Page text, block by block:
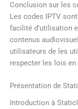
Conclusion sur les
Les codes IPTV
facilité d’utilisation
contenus
utilisateurs de les
respecter les lois en
Présentation de
Introduction à